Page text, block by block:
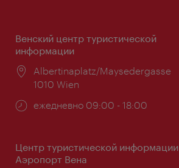
Венский центр туристической
информации
Расположение:
Albertinaplatz/Maysedergasse
1010 Wien
Часы
ежедневно 09:00 - 18:00
Центр туристической информации
Аэропорт Вена